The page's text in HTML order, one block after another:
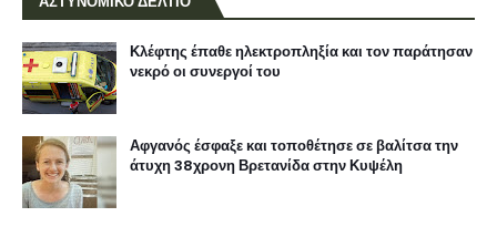
Κλέφτης έπαθε ηλεκτροπληξία και τον παράτησαν
νεκρό οι συνεργοί του
Αφγανός έσφαξε και τοποθέτησε σε βαλίτσα την
άτυχη 38χρονη Βρετανίδα στην Κυψέλη